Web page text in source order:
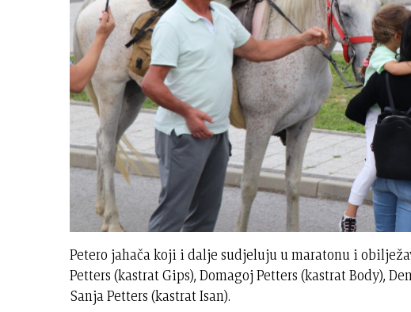
Petero jahača koji i dalje sudjeluju u maratonu i
Petters (kastrat Gips), Domagoj Petters (kastrat Body),
Sanja Petters (kastrat Isan).